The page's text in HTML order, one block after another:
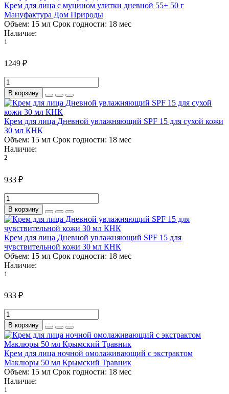
Крем для лица с муцином улитки дневной 55+ 50 г
Мануфактура Дом Природы
Объем: 15 мл Срок годности: 18 мес
Наличие:
1
1249 ₽
В корзину
Крем для лица Дневной увлажняющий SPF 15 для сухой кожи
30 мл КНК
Объем: 15 мл Срок годности: 18 мес
Наличие:
2
933 ₽
В корзину
Крем для лица Дневной увлажняющий SPF 15 для
чувствительной кожи 30 мл КНК
Объем: 15 мл Срок годности: 18 мес
Наличие:
1
933 ₽
В корзину
Крем для лица ночной омолаживающий с экстрактом
Маклюры 50 мл Крымский Травник
Объем: 15 мл Срок годности: 18 мес
Наличие:
1